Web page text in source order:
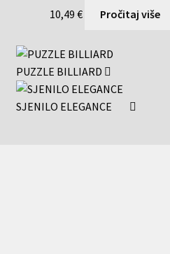
10,49 € Pročitaj više
PUZZLE BILLIARD
SJENILO ELEGANCE